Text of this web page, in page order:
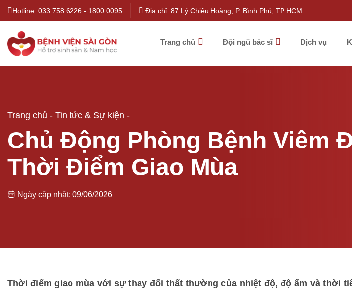
Bỏ
dung
Hotline: 033 758 6226 - 1800 0095 Địa chỉ: 87 Lý Chiêu Hoàng, P. Bình Phú, TP HCM
Trang chủ Đội ngũ bác sĩ Dịch vụ
Trang chủ - Tin tức & Sự kiện -
Chủ Động Phòng Bệnh Viêm
Thời Điểm Giao Mùa
Ngày cập nhật: 09/06/2026
Thời điểm giao mùa với sự thay đổi thất thường của nhiệt độ, độ ẩm và thời